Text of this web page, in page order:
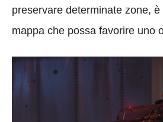
preservare determinate zone,
mappa che possa favorire uno